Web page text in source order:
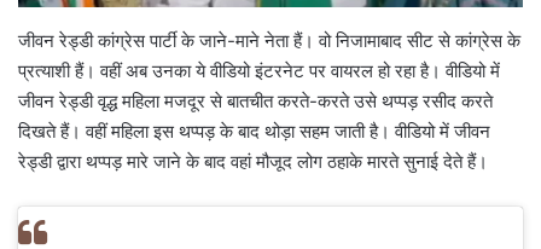
जीवन रेड्डी कांग्रेस पार्टी के जाने-माने नेता हैं। वो निजामाबाद सीट से कांग्रेस के
प्रत्याशी हैं। वहीं अब उनका ये वीडियो इंटरनेट पर वायरल हो रहा है। वीडियो में
जीवन रेड्डी वृद्ध महिला मजदूर से बातचीत करते-करते उसे थप्पड़ रसीद करते
दिखते हैं। वहीं महिला इस थप्पड़ के बाद थोड़ा सहम जाती है। वीडियो में जीवन
रेड्डी द्वारा थप्पड़ मारे जाने के बाद वहां मौजूद लोग ठहाके मारते सुनाई देते हैं।